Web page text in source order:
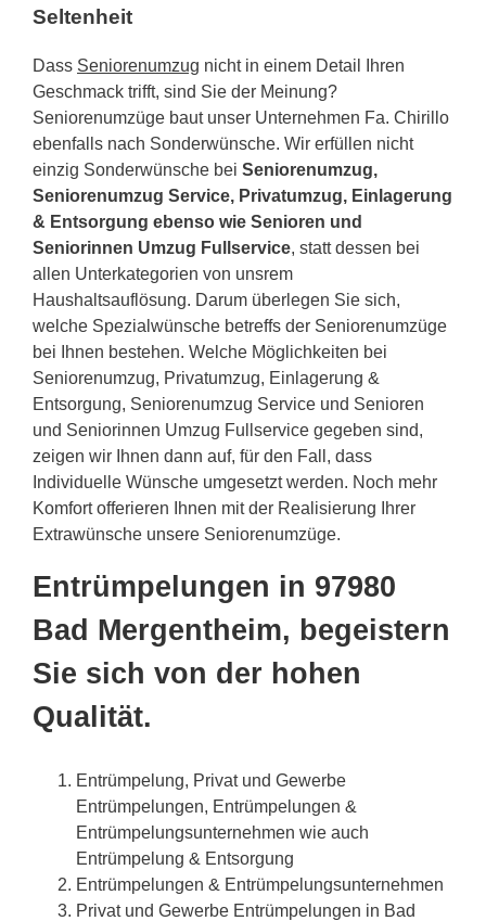
Seltenheit
Dass Seniorenumzug nicht in einem Detail Ihren
Geschmack trifft, sind Sie der Meinung?
Seniorenumzüge baut unser Unternehmen Fa. Chirillo
ebenfalls nach Sonderwünsche. Wir erfüllen nicht
einzig Sonderwünsche bei Seniorenumzug,
Seniorenumzug Service, Privatumzug, Einlagerung
& Entsorgung ebenso wie Senioren und
Seniorinnen Umzug Fullservice, statt dessen bei
allen Unterkategorien von unsrem
Haushaltsauflösung. Darum überlegen Sie sich,
welche Spezialwünsche betreffs der Seniorenumzüge
bei Ihnen bestehen. Welche Möglichkeiten bei
Seniorenumzug, Privatumzug, Einlagerung &
Entsorgung, Seniorenumzug Service und Senioren
und Seniorinnen Umzug Fullservice gegeben sind,
zeigen wir Ihnen dann auf, für den Fall, dass
Individuelle Wünsche umgesetzt werden. Noch mehr
Komfort offerieren Ihnen mit der Realisierung Ihrer
Extrawünsche unsere Seniorenumzüge.
Entrümpelungen in 97980
Bad Mergentheim, begeistern
Sie sich von der hohen
Qualität.
Entrümpelung, Privat und Gewerbe
Entrümpelungen, Entrümpelungen &
Entrümpelungsunternehmen wie auch
Entrümpelung & Entsorgung
Entrümpelungen & Entrümpelungsunternehmen
Privat und Gewerbe Entrümpelungen in Bad